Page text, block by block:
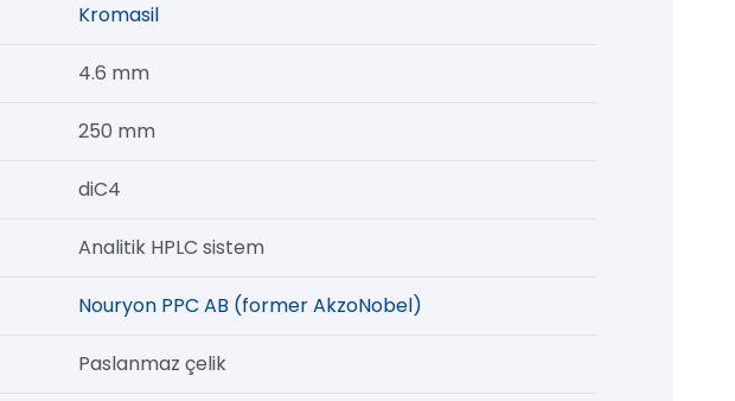
Kromasil
4.6 mm
250 mm
diC4
Analitik HPLC sistem
Nouryon PPC AB (former AkzoNobel)
Paslanmaz çelik